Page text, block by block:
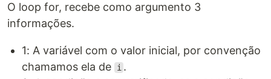
O loop for, recebe como argumento 3
informações.
1: A variável com o valor inicial, por convenção
chamamos ela de
i .